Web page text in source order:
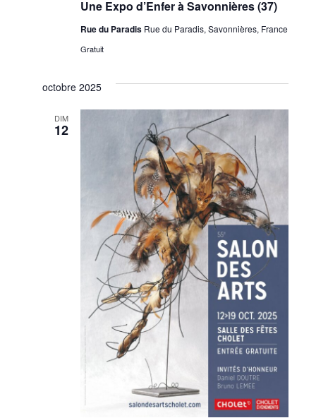
Une Expo d’Enfer à Savonnières (37)
Rue du Paradis Rue du Paradis, Savonnières, France
Gratuit
octobre 2025
DIM
12